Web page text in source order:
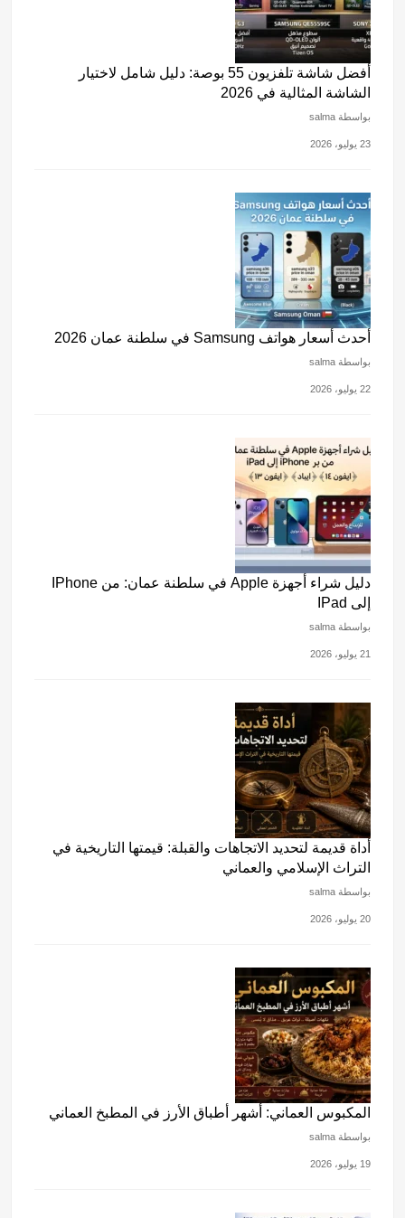
أفضل شاشة تلفزيون 55 بوصة: دليل شامل لاختيار
الشاشة المثالية في 2026
بواسطة salma
23 يوليو، 2026
أحدث أسعار هواتف Samsung في سلطنة عمان 2026
بواسطة salma
22 يوليو، 2026
دليل شراء أجهزة Apple في سلطنة عمان: من IPhone
إلى IPad
بواسطة salma
21 يوليو، 2026
أداة قديمة لتحديد الاتجاهات والقبلة: قيمتها التاريخية في
التراث الإسلامي والعماني
بواسطة salma
20 يوليو، 2026
المكبوس العماني: أشهر أطباق الأرز في المطبخ العماني
بواسطة salma
19 يوليو، 2026